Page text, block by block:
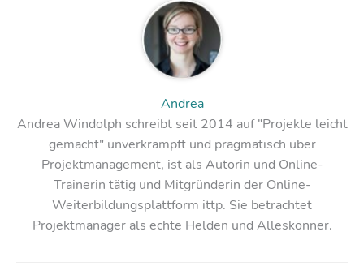
Andrea
Andrea Windolph schreibt seit 2014 auf "Projekte leicht
gemacht" unverkrampft und pragmatisch über
Projektmanagement, ist als Autorin und Online-
Trainerin tätig und Mitgründerin der Online-
Weiterbildungsplattform ittp. Sie betrachtet
Projektmanager als echte Helden und Alleskönner.